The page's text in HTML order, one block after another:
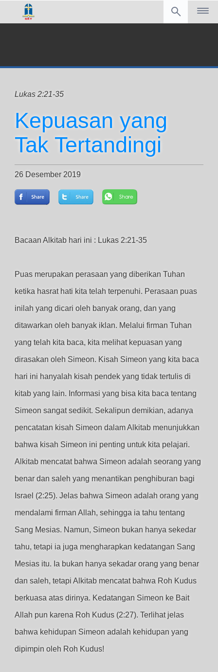
Lukas 2:21-35
Kepuasan yang
Tak Tertandingi
26 Desember 2019
Bacaan Alkitab hari ini : Lukas 2:21-35
Puas merupakan perasaan yang diberikan Tuhan
ketika hasrat hati kita telah terpenuhi. Perasaan puas
inilah yang dicari oleh banyak orang, dan yang
ditawarkan oleh banyak iklan. Melalui firman Tuhan
yang telah kita baca, kita melihat kepuasan yang
dirasakan oleh Simeon. Kisah Simeon yang kita baca
hari ini hanyalah kisah pendek yang tidak tertulis di
kitab yang lain. Informasi yang bisa kita baca tentang
Simeon sangat sedikit. Sekalipun demikian, adanya
pencatatan kisah Simeon dalam Alkitab menunjukkan
bahwa kisah Simeon ini penting untuk kita pelajari.
Alkitab mencatat bahwa Simeon adalah seorang yang
benar dan saleh yang menantikan penghiburan bagi
Israel (2:25). Jelas bahwa Simeon adalah orang yang
mendalami firman Allah, sehingga ia tahu tentang
Sang Mesias. Namun, Simeon bukan hanya sekedar
tahu, tetapi ia juga mengharapkan kedatangan Sang
Mesias itu. Ia bukan hanya sekadar orang yang benar
dan saleh, tetapi Alkitab mencatat bahwa Roh Kudus
berkuasa atas dirinya. Kedatangan Simeon ke Bait
Allah pun karena Roh Kudus (2:27). Terlihat jelas
bahwa kehidupan Simeon adalah kehidupan yang
dipimpin oleh Roh Kudus!